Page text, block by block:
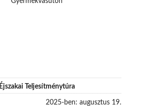
Éjszakai Teljesítménytúra
2025-ben: augusztus 19.